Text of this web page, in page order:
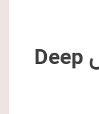
یادگیری ماشین | آموزش Deep